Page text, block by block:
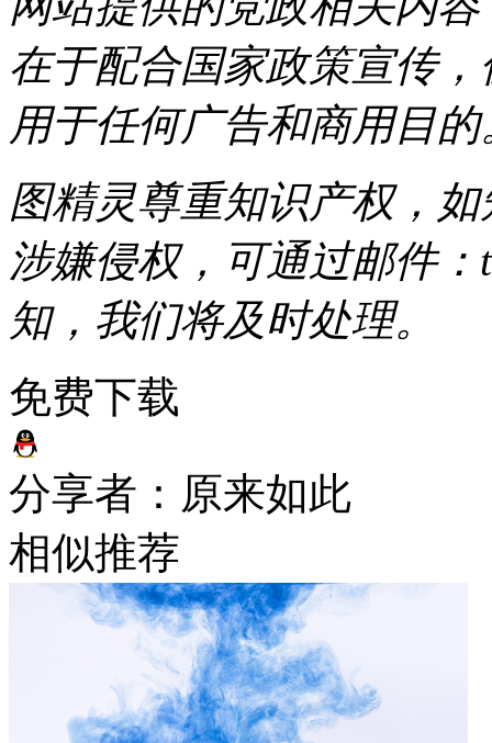
在于配合国家政策宣传
用于任何广告和商用目的
图精灵尊重知识产权，
涉嫌侵权，可通过邮件：
知，我们将及时处理。
免费下载
分享者：原来如此
相似推荐